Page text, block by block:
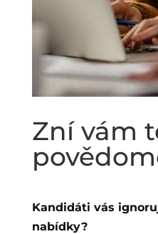
Zní vám
Kandidáti vás
nabídky?